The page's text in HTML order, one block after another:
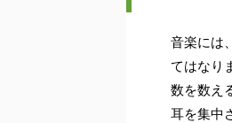
音楽には
てはなり
数を数え
耳を集中